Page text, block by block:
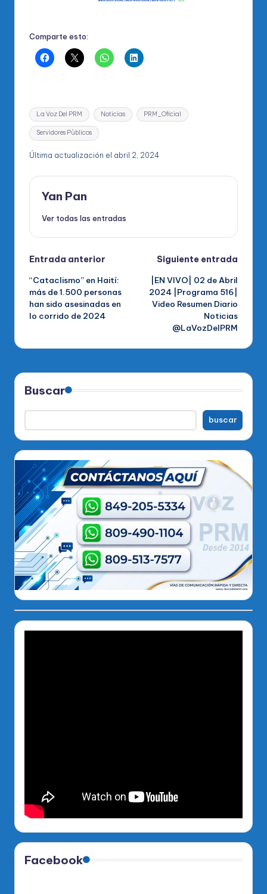
Comparte esto:
Etiquetas:
La Voz Del PRM Noticias PRM_Oficial
Servidores Pùblicos
Última actualización el abril 2, 2024
Yan Pan
Ver todas las entradas
Navegación
de
entradas
Entrada anterior
“Cataclismo” en Haití:
más de 1.500 personas
han sido asesinadas en
lo corrido de 2024
Siguiente entrada
|EN VIVO| 02 de Abril
2024 |Programa 516|
Video Resumen Diario
Noticias
@LaVozDelPRM
Buscar
buscar
Facebook